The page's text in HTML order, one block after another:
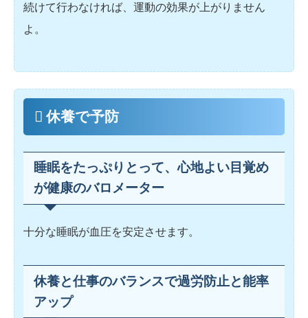
続けて行わなければ、運動の効果が上がりません
よ。
休養で予防
睡眠をたっぷりとって、心地よい目覚め
が健康のバロメーター
十分な睡眠が血圧を安定させます。
休養と仕事のバランスで過労防止と能率
アップ